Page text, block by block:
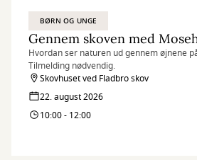
BØRN OG UNGE
Gennem skoven med
Hvordan ser naturen ud gennem øjnene
Tilmelding nødvendig.
Skovhuset ved Fladbro skov
22. august 2026
10:00 - 12:00